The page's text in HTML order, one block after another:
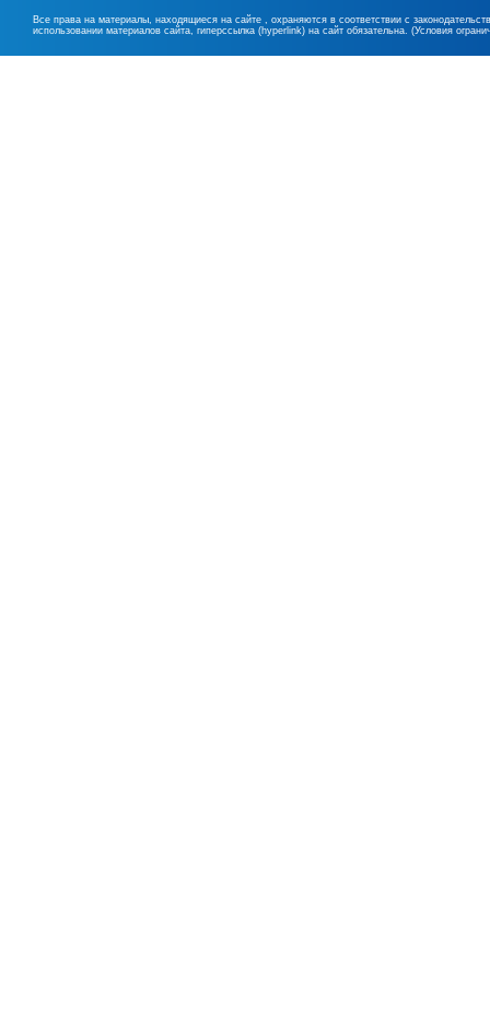
Все права на материалы, находящиеся на сайте , охраняются в соответствии с
использовании материалов сайта, гиперссылка (hyperlink) на сайт обязательна. (Условия